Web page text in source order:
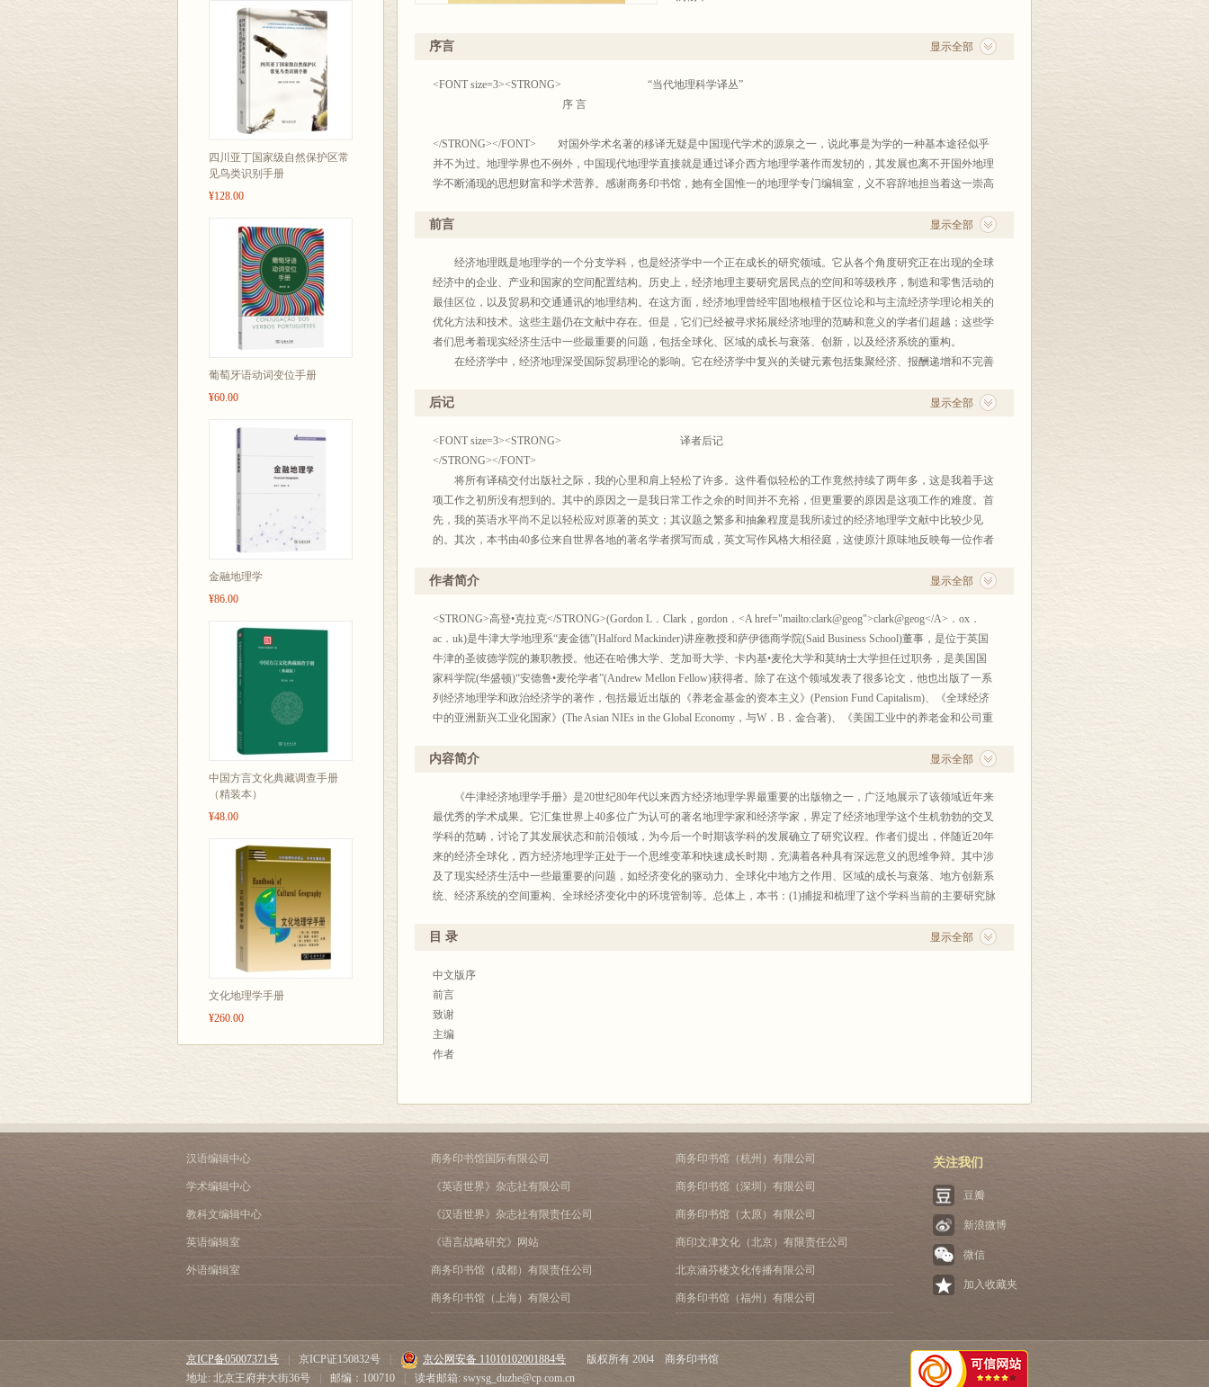
四川亚丁国家级自然保护区常
见鸟类识别手册
¥128.00
葡萄牙语动词变位手册
¥60.00
金融地理学
¥86.00
中国方言文化典藏调查手册
（精装本）
¥48.00
文化地理学手册
¥260.00
显示全部
序言
<FONT size=3><STRONG> “当代地理科学译丛”
序 言
</STRONG></FONT> 对国外学术名著的移译无疑是中国现代学术的源泉之一，说此事是为学的一种基本途径似乎
并不为过。地理学界也不例外，中国现代地理学直接就是通过译介西方地理学著作而发轫的，其发展也离不开国外地理
学不断涌现的思想财富和学术营养。感谢商务印书馆，她有全国惟一的地理学专门编辑室，义不容辞地担当着这一崇高
《汉译世界学术名著丛书》之类，难以自成体系，地理学界同仁呼吁建立一套相对独立的丛书，以便相得益彰，集其大
缘起。
为什么定位在“当代”呢?可以说出很多理由，例如，当代著作与我们现在面临的问题关联最紧，国外当代地理学思
想和实践日新月异，中国地理学者最需要了解国外最新学术动态，如此等等。至于如何界定“当代”，我们则无意陷入史
学断代的严格考试中，只是想尽量介绍“新颖”、“重要”者而已。编委会很郑重地讨论过这套丛书的宗旨和侧重点，当然
不可避免见仁见智，主要有以下基本想法：兼顾人文地理学和自然地理学，优先介绍最重要的学科和流派，理论和应
用、学术专著和大学教材兼而有之，借此丛书为搭建和完善中国地理学的理论体系助一臂之力。比较认同的宗旨是：选
同时，推出若干在国外大学地理学教学理论与实践中影响较大、经久不衰的教材，组成“大学教材系列”，以为国内广大
由于诸多限制，本译丛当然不可能把符合上述宗旨的国外地理学名著与教材包揽无遗，也不可能把已翻译出版者再
版纳入。所以，真要做到“集其大成”、“自成体系”，还必须触类旁通，与已有中文版本和将有的其他译本联系起来。对
此，这里很难有一个完整的清单，姑且择其大端聊作“引得”(index)。商务印书馆已出版了哈特向著《地理学性质的透
视》、哈维著《地理学中的解释》、詹姆斯著《地理学思想史》、哈特向著《地理学的性质》、阿努钦著《地理学的理
论问题》、邦奇著《理论地理学》、约翰斯顿著《地理学与地理学家》和《哲学与人文地理学》、威尔逊著《地理学与
环境》、伊萨钦柯著《今日地理学》、索恰瓦著《地理系统学说导论》、阿尔曼德著《景观科学》、丽丝著《自然资
编的《改变世界的十大地理思想》、约翰斯顿主编的《人文地理学辞典》等，都可算“当代地理学”名著；国内其他出版
当然，此类译著也会良莠不齐，还需读者独立判断。更重要的是国情不同，区域性最强的地理学最忌食洋不化，把
龙种搞成跳蚤，学界同仁当知须“去粗取精，去伪存真，由此及彼，由表及里”。
说到这里，作为一套丛书的序言可以打住了，但还有些相关的话无处可说又不得不说，不妨借机一吐。
时下吾国浮躁之风盛行，学界亦概不能免。其表现之一是夜郎自大，“国际领先”、“世界一流”、“首先发现”、“独特
创造”、“重大突破”之类的溢美之词多到令人起鸡皮疙瘩的地步；如有一个参照系，此类评价当可以客观一些，适度一
些，本译丛或许就提供了医治这种自闭症和自恋狂的一个参照。表现之二是狐假虎威，捡得一星半点儿洋货，自诩国际
识别这种把戏的最好办法之一，也是此种食洋不化症患者自治的最好药方之一，就是多读国外名著，尤其是新著，本译
时下搞翻译是一件苦差事，需要语言和专业的学养自不待言，那实在是要面寒窗坐冷板凳才行的。而且，既然上述
浮躁之风盛行，凡稍微有点地位的学术机构，都不看重译事，既不看作科研成果，也不视为教学成果。译者的收获，看
得见的大概只有一点稿费了，但以实惠的观点看，挣这种钱实在是捡了芝麻丢了西瓜。然而，依然有仁人志士愿付出这
种普罗米修斯似的牺牲，一个很简单的想法是：戒除浮躁之风，从我做起。为此，我们向参与本丛书的所有译者致敬。
蔡运龙
于北大蓝旗营寓所
<FONT size=3><STRONG> 中文版序
</STRONG></FONT> 通过这本手册的中文版，中文读者将能够接触到西方经济地理学这个茁壮成长的领域。我们
十分感谢中文版的译者们，他们为中文世界提供了接触这个领域研究前沿的机会，而该领域对世界各地的学者和政策制
定者都很重要。我们相信，这本手册所提出的学术议程和政策议程对于全球大家庭的经济增长和繁荣具有重要意义。我
城市与区域规划、管理学和政治科学。在筹划和进行这个项目的过程中，我们学到了很多。其中重要的一课是学者们的
责任感，他们看到了经济地理对于重新理解正在兴起的21世纪世界的重要性。尽管写作于不同的背景，而且使用不同的
心怀感激。虽然我们早知道他们的名声，但最初他们中的很多我们并没见过面。仅通过互连网沟通他们就如此愿意参与
这个项目的事实表明，我们的项目在世界上有着广泛的响应。
这本手册出版以来，已经出现了各种反响。一种反响是对这个交叉学科领域的广度和范畴感到惊讶。另一种是认识
到经济地理学者可以来自各种各样的学科，使用丰富的和互补的研究方法。第三种反应是认识到，一个学者所定义的经
济地理学可能会与不同学术圈子的另一个学者所界定的十分不同。然而，第四种响应是认识到，无论这本手册的多样化
稿件之间的差异是什么，作者们在理解全球和区域经济变革的探索中走到一起来了。
当然，也有其他的反应。有人批评本书包含了太广泛和多样的视角。另一些人批评我们有意在这本书中将来自不同
论(嘿?)。我们拒绝这样的批评。本书的目的就是为今后5～10年设立一个学术议程，明确经济地理学这个新的和正在成
长的领域之基础。这些基础在本书的前言中就确立了，并得到了每一位作者的广泛接受。就此而言，正因为它是不同研
显示全部
前言
经济地理既是地理学的一个分支学科，也是经济学中一个正在成长的研究领域。它从各个角度研究正在出现的全球
经济中的企业、产业和国家的空间配置结构。历史上，经济地理主要研究居民点的空间和等级秩序，制造和零售活动的
最佳区位，以及贸易和交通通讯的地理结构。在这方面，经济地理曾经牢固地根植于区位论和与主流经济学理论相关的
优化方法和技术。这些主题仍在文献中存在。但是，它们已经被寻求拓展经济地理的范畴和意义的学者们超越；这些学
者们思考着现实经济生活中一些最重要的问题，包括全球化、区域的成长与衰落、创新，以及经济系统的重构。
在经济学中，经济地理深受国际贸易理论的影响。它在经济学中复兴的关键元素包括集聚经济、报酬递增和不完善
样，地理学家和经济学家之间也存在着巨大差异。这个领域充满着新的研究和对经济地理正确范畴和前景的争论。最
的创新领域，以及对全球经济变化、创新、金融及今后一个世纪所有城市和区域未来的争论的必要参照点。
《牛津经济地理学手册》的目标是：(1)捕捉这个领域的范畴和主流脉络及争论。我们的雄心是：(2)成为这个迅速
成长的研究领域的一个关键的交叉学科参考读物，(3)并对这个领域正在进行的演化做出贡献。总之，我们希望本手册
将：(4)用来定义这个研究领域——用其他手册定义其自身领域大致同样的方法，并与经济学、社会学和制度及组织经济
学进行交叉。本手册的主编和作者们组合了广泛的国际上认可的研究力量和经验，包括地理学、经济学、城市研究和规
划、商务研究以及公共政策研究。
并不是一直相互咬合或一致，反而经常相互竞争和相左。第一个支柱是致力于认知经济生活的多元化，包括性别、种族
寻求将其发现理论化。在寻找普适性原则时，他们倾向于忽视场所和人的多元性。近年来所面临的挑战是，发展出既对
空间分异敏感又有助于对经济景观演化更一般化理解的分析工具。对于一些分析家而言，经济景观的差异和多元性要求
对一些企业、区域和产业的特殊属性进行严密而详细的分析。对另外一些人，特殊性和在更高空间层级上运行的经济力
量之间必须进行权衡：在地方和全球、细微的案例研究和程式化事实之间存在一种张力。
第二个支柱是致力于理解经济景观以及跨越经济景观的变化过程。传统的区位模型集中于居民点模式和贸易结构的
逻辑性，假定了在稳定的和可预测的经济力量背景之中的、给定的经济景观。很清楚，经济系统现在处于全球转移和竞
在一些空间层级上运行的经济力量所穿透的程度，已经有不少争论。理解伦敦在世界经济中的位置与理解底特律在北美
第三个支柱是致力于理解由于区域文化、制度和管制明显的差异而形成的经济活动的地理组织和制度组织。过去的
区位理论将企业、社区乃至区域和国家处理为没有分异的“黑箱”。尽管如果目标是理论简化这样做是完全合适的，但最
近跨越不同学科的经济地理研究的目标是将有关企业的理论(举个例子)和企业的文化、社会、地理及制度背景联系起
来。由于区域之间在劳动力、产业关系和投资奖励上的巨大差异，理解技术采用速率的差异不仅仅需要鉴别企业的本
质，也需要了解企业区位背景的特殊性。这些构筑模块或支柱表明了本书和各章的整体结构。不是所有的作者都赞同我
们的观点。但是我们的确认为，每个支柱捕捉了经济地理当前研究中明显是至关重要的一个主题。
济地理这个领域内作为思想史的一部分而演化的。因而，我们要求每位作者在各自感兴趣的领域内，突出明显是最重要
界内外以往学术思想的衔接。我们还推动作者们做自己的争论，并提出他们认为对这个领域至关重要的学术问题，而不
是简单地搜索文献。我们要求作者们考虑如下问题：
1．问题是什么?在每个特定领域内推动研究的主要问题或议题是什么?经济地理学家所做的研究的最基本目的是什
么?与其他社会科学家处理同样问题的方法有何不同?
2．我们是怎样到那儿的?这个领域的思想史为何?知识思想是如何演化的?谁是最有影响力的思想者？他们的工作以
个领域在最近会如何发展?前面最有前景的道路是什么?
总之，本手册是写给高年级本科生、研究生和对这个领域感到陌生的人的一系列主题和争论，向他们介绍这个领域
的路径图。
高登，克拉克
默瑞克•格特勒
于牛津
1999年9月
显示全部
后记
<FONT size=3><STRONG> 译者后记
</STRONG></FONT>
将所有译稿交付出版社之际，我的心里和肩上轻松了许多。这件看似轻松的工作竟然持续了两年多，这是我着手这
项工作之初所没有想到的。其中的原因之一是我日常工作之余的时间并不充裕，但更重要的原因是这项工作的难度。首
先，我的英语水平尚不足以轻松应对原著的英文；其议题之繁多和抽象程度是我所读过的经济地理学文献中比较少见
的。其次，本书由40多位来自世界各地的著名学者撰写而成，英文写作风格大相径庭，这使原汁原味地反映每一位作者
识积累的部分，其翻译是相当辛苦的。现在看到这部译稿的完成，我本人感到十分欣慰，有如登山之感。当然，我非常
们原谅，并请大家不吝赐教，指出我们的错误所在，以便能够在适当的时候改正。
第一次见到这本手册的英文原著是2000年底，在新加坡国立大学举办的“第一届全球经济地理学大会”上。当时它刚
刚出版，牛津大学出版社在会场举办促销宣传活动。第一眼见到它，便深深地被它吸引了：正是我所需要的、了解西方
经济地理学研究的案头之卷。此前在香港大学读博士期间我曾集中精力读了三年的英文文献，对西方经济地理学在汽车
工业和经济全球化方面的研究略有所知，但每当我试图将自己所了解的研究与其他研究议题联系起来，以便得到一个更
为清晰和广阔的图景之时，总是感到力不从心。而这本手册恰好对西方经济地理学这个迅速成长的领域进行了权威的解
位主编在中文版序中对此已有介绍，这里无须赘述。我个人的经历是，在与国际同行交流过程中，经常听到对此书的褒
当然，在这个冲动之下还有我对国际学术交流所持的态度。我认为，尽管经济地理学在很大程度上是“本土”科学，
但也存在很强的与国际学术界交流的必要性。首先，这是开拓研究视野的需要(本书所展示的经济地理学研究议题之广
博就令人耳目一新)，我们需要了解市场经济体制下需要研究哪些重要议题；其次，是适应经济全球化的需要，全球化
使很多学术问题需要由多国学者共同来研究(正如本书三位主编在中文版序中提到的：“毕竟，学术研究是一个全球性事
业，而且我们都能相互学习。”)；第三，是树立一个大国之国际学术地位的需要。所以，为了促进我国的经济地理学研
究与国际学术界的接轨与交流，纵然翻译工作有点儿“不务正业”，我还是对其报有浓厚的兴趣。
地理科学译丛”后，我便极力向其推荐《牛津经济地理学手册》。在李平先生的努力下，翻译计划于2002年上半年得到
京大学的王缉慈教授(最早将产业集群研究引入国内者)、河南大学的李小建教授(最早将企业地理研究引入国内者)和华
东师范大学的杜德斌教授(世界地理研究知名学者)。在商务印书馆取得版权后，我们于2002年底正式启动了翻译工作。
因此，在这里我首先要感谢商务印书馆，特别是李平先生、田文祝先生和朱竞梅女士(本书中文版的责任编辑)，他们一
直在积极支持着国外地理学名著的引进。其次，我要感谢王缉慈教授、李小建教授和杜德斌教授，他们的参与不但减轻
了我的压力，也使相关部分的翻译质量得到了保证。也感谢其他参与翻译者，如童昕、马丽、张晓平、叶奇、刘玉等，
出于各种各样的原因，在我国是缺少研究的。因而，这本书确实为我们开拓了研究视野。其次，这本书充分展示了西方
经济地理学对理论思辨的重视，而这种思辨具有潜在的、引导社会发展的意义。相对于这一点而言，我国的经济地理学
研究环境中确实是一件难度比较大的事。第三，经济地理学是一门与发展阶段、制度环境、文化传统和意识形态等因素
密切相关的学科，因而本书所涉及的一些研究议题可能未必适合于我国，或者在现阶段显得不重要，但绝不应该因为学
科的本土性而忽视对共性知识的吸收。第四，在我国，主流经济地理学比较强调与自然科学(特别是自然地理、环境科
学、生态科学等)的交叉，而西方经济地理学倾向于将自己归属于社会科学，与经济学、社会学、管理学等的交叉比较
多，这一点在本手册中表现得很清楚。这里并没有孰是孰非的问题，主要是学术制度塑造出来的差异，但两者之间可以
而且有必要相互学习。第五，本书原著的初衷之一是推动来自不同领域的学者(特别是经济学家和地理学家)在经济地理
研究上的交流，但到目前为止，这种交流似乎仍旧停留于本书这个成果上面。这不能说不是一个遗憾，愿中文版能够开
当然，其他领域的读者可能会有完全不同的感想。我所衷心希望的是，《牛津经济地理学手册》中文版能够起到它
应有的作用。不论对于学者和学生，还是对于政策制定者，它所带来的新东西是值得思考和回味的。
显示全部
作者简介
<STRONG>高登•克拉克</STRONG>(Gordon L．Clark，gordon．<A href="mailto:clark@geog">clark@geog</A>．ox．
ac．uk)是牛津大学地理系“麦金德”(Halford Mackinder)讲座教授和萨伊德商学院(Said Business School)董事，是位于英国
牛津的圣彼德学院的兼职教授。他还在哈佛大学、芝加哥大学、卡内基•麦伦大学和莫纳士大学担任过职务，是美国国
家科学院(华盛顿)“安德鲁•麦伦学者”(Andrew Mellon Fellow)获得者。除了在这个领域发表了很多论文，他也出版了一系
列经济地理学和政治经济学的著作，包括最近出版的《养老金基金的资本主义》(Pension Fund Capitalism)、《全球经济
中的亚洲新兴工业化国家》(The Asian NIEs in the Global Economy，与W．B．金合著)、《美国工业中的养老金和公司重
under Siege)，以及《区域动力》(Regional Dynamics，与M．格特勒和J．怀特曼合著)。他目前的研究是泛欧养老金和金
<STRONG>马瑞兰•费尔德曼</STRONG>(Maryann P. Feldman. maryann. feldman＠jhuedu)是美国约翰•霍普金斯大学政策
研究所研究员。她在《美国经济评论》(American Economic Review)、《经济学与统计学评论》(Review of Economics and
Statistics)、《欧洲经济评论》(European Economic Review)和《产业与企业变化》(Industrial and Corporate Change)等杂志上
发表了超过25篇的经济地理学论文。她的著作包括《创新地理》(Geography of Innovation)和《知识经济的创新政策》
(Innovation Policy for a Knowledge-Based Economy，与A．林克合著)。她目前的研究集中在企业家精神和区域发展、演化
的“高德林”(Go1dring)教授、地理和规划系教授和国际研究中心成员。他在牛津大学和位于加的夫的威尔士大学担任过
访问职务。他的著作包括《区域动力》(Regional Dynamics，与G．克拉克和J．怀特曼合著)、《全球竞争的新纪元》
(The New Era of Global Competition，与D．德拉奇合著)，以及《制造业文化》(Manu facturing Culture)。此外，他还是
《经济地理学》(The Journal of Economic Geography)的创刊副主编。他目前的研究集中在制造业技术和劳动实践的跨地
区和跨国转移，创新的区域和国家，体系，以及欧洲和北美的经济重构。
编辑。她在牛津和牛津布鲁克斯地区的大学以及其他地方经营写作计划。她的出版物包括《学习技巧》(Study Skills)和
《发展写作》(Developing Writing)。她正在写作《研究生手册》(The Postgraduate Student Handbook)。
显示全部
内容简介
《牛津经济地理学手册》是20世纪80年代以来西方经济地理学界最重要的出版物之一，广泛地展示了该领域近年来
最优秀的学术成果。它汇集世界上40多位广为认可的著名地理学家和经济学家，界定了经济地理学这个生机勃勃的交叉
学科的范畴，讨论了其发展状态和前沿领域，为今后一个时期该学科的发展确立了研究议程。作者们提出，伴随近20年
来的经济全球化，西方经济地理学正处于一个思维变革和快速成长时期，充满着各种具有深远意义的思维争辩。其中涉
及了现实经济生活中一些最重要的问题，如经济变化的驱动力、全球化中地方之作用、区域的成长与衰落、地方创新系
统、经济系统的空间重构、全球经济变化中的环境管制等。总体上，本书：(1)捕捉和梳理了这个学科当前的主要研究脉
题，定义了这个研究领域的范畴。就其结构而言，本书包括了研究视角、全球经济一体化、公司战略与区位、创新的地
题国内学者知之尚少。
显示全部
目 录
中文版序
前言
致谢
主编
作者
G．L．克拉克 M．P．费尔德曼 M．S．格特勒
第二章 经济地理学：伟大的半个世纪
<STRONG>第一篇 理论视角
第1部分 勾绘领域</STRONG>
P．克鲁格曼
第四章 管制研究
J．佩克
<STRONG>第2部分 分析框架
</STRONG> 第五章 城市与区域增长的新经济学
汉语编辑中心
学术编辑中心
教科文编辑中心
英语编辑室
外语编辑室
商务印书馆国际有限公司
《英语世界》杂志社有限公司
《汉语世界》杂志社有限责任公司
《语言战略研究》网站
商务印书馆（成都）有限责任公司
商务印书馆（上海）有限公司
商务印书馆（杭州）有限公司
商务印书馆（深圳）有限公司
商务印书馆（太原）有限公司
商印文津文化（北京）有限责任公司
北京涵芬楼文化传播有限公司
商务印书馆（福州）有限公司
关注我们
豆瓣
新浪微博
微信
加入收藏夹
京ICP备05007371号 京ICP证150832号 京公网安备 11010102001884号
版权所有 2004 商务印书馆
地址: 北京王府井大街36号
邮编：100710 读者邮箱: swysg_duzhe@cp.com.cn